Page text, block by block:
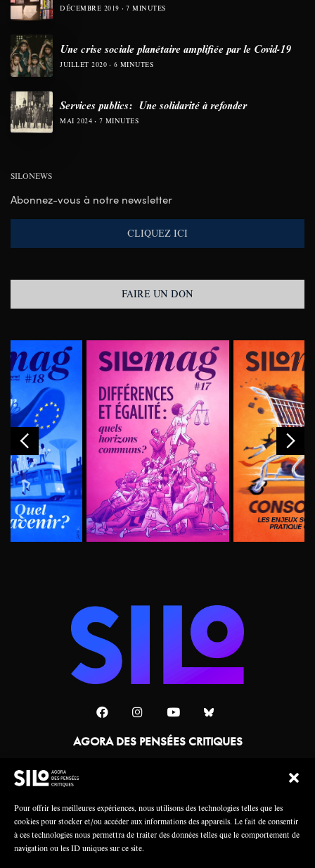
Pour offrir les meilleures expériences, nous utilisons des technologies telles que les
cookies pour stocker et/ou accéder aux informations des appareils. Le fait de consentir
à ces technologies nous permettra de traiter des données telles que le comportement de
navigation ou les ID uniques sur ce site.
DÉCEMBRE 2019 7 MINUTES
Une crise sociale planétaire amplifiée par le Covid-19
JUILLET 2020 6 MINUTES
Services publics: Une solidarité à refonder
MAI 2024 7 MINUTES
SILONEWS
Abonnez-vous à notre newsletter
CLIQUEZ ICI
FAIRE UN DON
AGORA DES PENSÉES CRITIQUES